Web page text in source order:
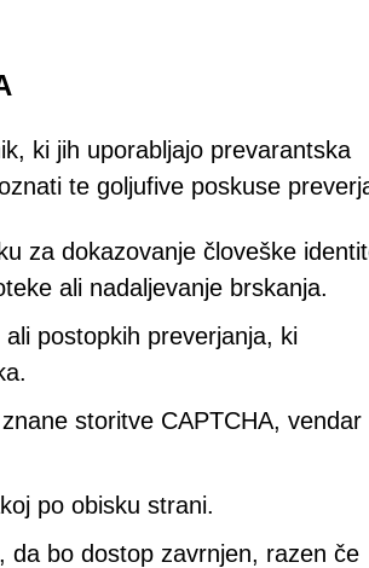
ki jih uporabljajo prevarantska
te goljufive poskuse
za dokazovanje človeške
ali nadaljevanje brskanja.
postopkih preverjanja, ki
storitve CAPTCHA, vendar
po obisku strani.
da bo dostop zavrnjen, razen če